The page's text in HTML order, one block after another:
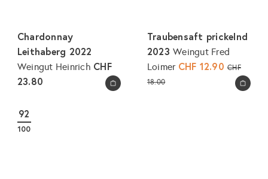
In den Warenkorb legen
Chardonnay
Leithaberg 2022
Weingut Heinrich CHF
23.80
In den Warenkorb legen
Traubensaft prickelnd
2023Weingut Fred
Loimer S
CHF 12.90N
CHF
18.00
92
100